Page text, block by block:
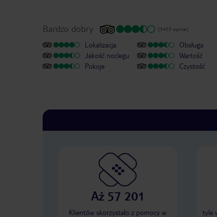
Bardzo dobry (3453 opinie)
Lokalizacja
Jakość noclegu
Pokoje
Obsługa
Wartość
Czystość
Aż 57 201
Klientów skorzystało z pomocy w
tyle